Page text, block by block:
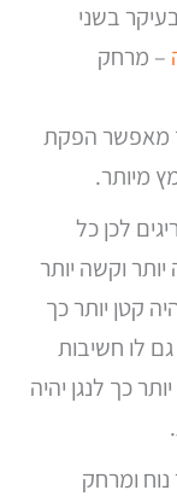
בשני
– מרחק
מאפשר הפקת
מיותר.
לכן כל
וקשה יותר
קטן יותר כך
לו חשיבות
כך לנגן יהיה
נוח ומרחק